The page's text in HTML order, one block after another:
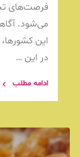
فرصت‌های
می‌شود.
این
در این …
ادامه مطلب